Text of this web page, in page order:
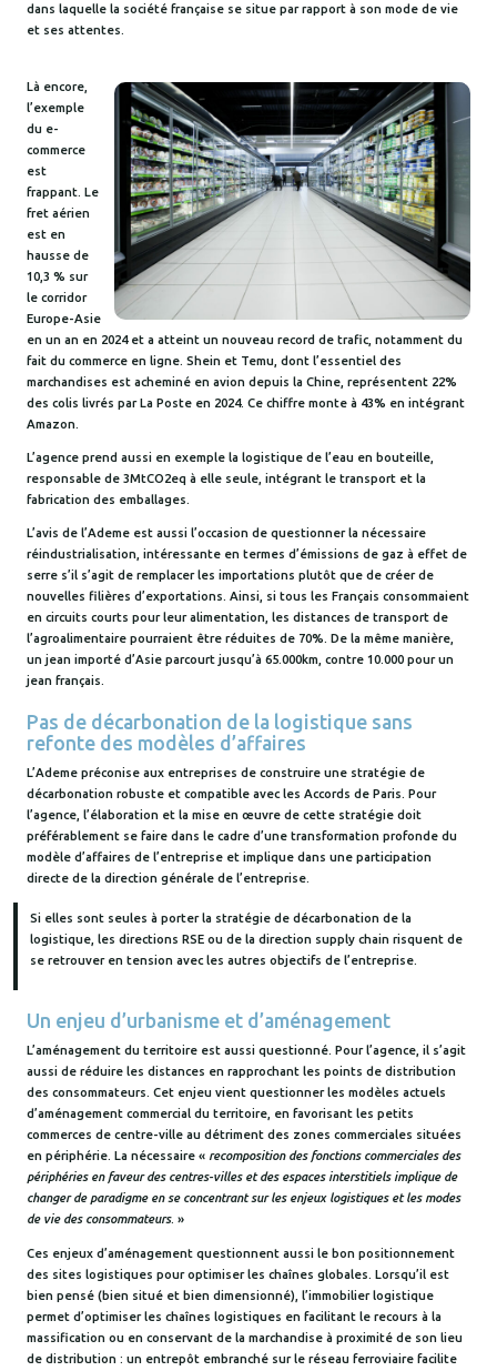
dans laquelle la société française se situe par rapport à son mode de vie
et ses attentes.
Là encore,
l’exemple
du e-
commerce
est
frappant. Le
fret aérien
est en
hausse de
10,3 % sur
le corridor
Europe-Asie
en un an en 2024 et a atteint un nouveau record de trafic, notamment du
fait du commerce en ligne. Shein et Temu, dont l’essentiel des
marchandises est acheminé en avion depuis la Chine, représentent 22%
des colis livrés par La Poste en 2024. Ce chiffre monte à 43% en intégrant
Amazon.
L’agence prend aussi en exemple la logistique de l’eau en bouteille,
responsable de 3MtCO2eq à elle seule, intégrant le transport et la
fabrication des emballages.
L’avis de l’Ademe est aussi l’occasion de questionner la nécessaire
réindustrialisation, intéressante en termes d’émissions de gaz à effet de
serre s’il s’agit de remplacer les importations plutôt que de créer de
nouvelles filières d’exportations. Ainsi, si tous les Français consommaient
en circuits courts pour leur alimentation, les distances de transport de
l’agroalimentaire pourraient être réduites de 70%. De la même manière,
un jean importé d’Asie parcourt jusqu’à 65.000km, contre 10.000 pour un
jean français.
Pas de décarbonation de la logistique sans
refonte des modèles d’affaires
L’Ademe préconise aux entreprises de construire une stratégie de
décarbonation robuste et compatible avec les Accords de Paris. Pour
l’agence, l’élaboration et la mise en œuvre de cette stratégie doit
préférablement se faire dans le cadre d’une transformation profonde du
modèle d’affaires de l’entreprise et implique dans une participation
directe de la direction générale de l’entreprise.
Si elles sont seules à porter la stratégie de décarbonation de la
logistique, les directions RSE ou de la direction supply chain risquent de
se retrouver en tension avec les autres objectifs de l’entreprise.
Un enjeu d’urbanisme et d’aménagement
L’aménagement du territoire est aussi questionné. Pour l’agence, il s’agit
aussi de réduire les distances en rapprochant les points de distribution
des consommateurs. Cet enjeu vient questionner les modèles actuels
d’aménagement commercial du territoire, en favorisant les petits
commerces de centre-ville au détriment des zones commerciales situées
en périphérie. La nécessaire « recomposition des fonctions commerciales des
périphéries en faveur des centres-villes et des espaces interstitiels implique de
changer de paradigme en se concentrant sur les enjeux logistiques et les modes
de vie des consommateurs. »
Ces enjeux d’aménagement questionnent aussi le bon positionnement
des sites logistiques pour optimiser les chaînes globales. Lorsqu’il est
bien pensé (bien situé et bien dimensionné), l’immobilier logistique
permet d’optimiser les chaînes logistiques en facilitant le recours à la
massification ou en conservant de la marchandise à proximité de son lieu
de distribution : un entrepôt embranché sur le réseau ferroviaire facilite